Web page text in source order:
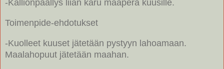
-Kallionpäällys liian karu maaperä kuusille.
Toimenpide-ehdotukset
-Kuolleet kuuset jätetään pystyyn lahoamaan.
Maalahopuut jätetään maahan.